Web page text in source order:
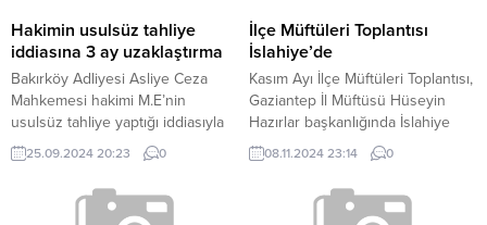
Hakimin usulsüz tahliye
iddiasına 3 ay uzaklaştırma
Bakırköy Adliyesi Asliye Ceza
Mahkemesi hakimi M.E’nin
usulsüz tahliye yaptığı iddiasıyla
soruşturma başlatıldı. Soruşturma
kapsamında müfettiş
görevlendirildi. Soruşturmada
hakimin bir şüpheli aracılığıyla
25.09.2024 20:23 0
İlçe Müftüleri Toplantısı
İslahiye’de
Kasım Ayı İlçe Müftüleri Toplantısı,
Gaziantep İl Müftüsü Hüseyin
Hazırlar başkanlığında İslahiye
ilçesinde yapıldı. İslahiye Ticaret
Odası Toplantı Salonunda
gerçekleştirilen toplantıda
gündemde dair konular
08.11.2024 23:14 0